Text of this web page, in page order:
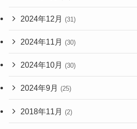
2024年12月 (31)
2024年11月 (30)
2024年10月 (30)
2024年9月 (25)
2018年11月 (2)